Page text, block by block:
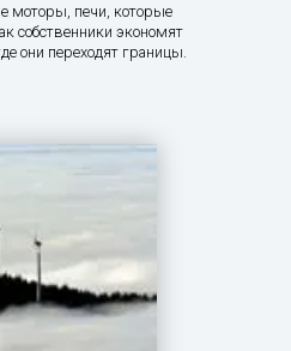
моторы, печи, которые
собственники экономят
они переходят границы.